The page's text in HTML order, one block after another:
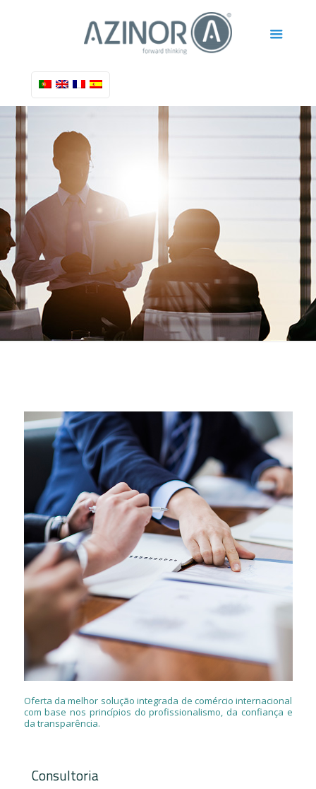
Oferta da melhor solução integrada de comércio internacional
com base nos princípios do profissionalismo, da confiança e
da transparência.
Consultoria